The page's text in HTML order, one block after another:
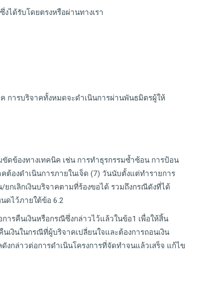
ได้รับโดยตรงหรือผ่านทางเรา
การบริจาคทั้งหมดจะดำเนินการผ่านพันธมิตรผู้ให้
ดข้องทางเทคนิค เช่น การทำธุรกรรมซ้ำซ้อน การป้อน
องดำเนินการภายในเจ็ด (7) วันนับตั้งแต่ทำรายการ
กเลิกเงินบริจาคตามที่ร้องขอได้ รวมถึงกรณีดังที่ได้
ดไว้ภายใต้ข้อ 6.2
ารคืนเงินหรือกรณีซึ่งกล่าวไว้แล้วในข้อ1 เพื่อให้สิ้น
เงินในกรณีที่ผู้บริจาคเปลี่ยนใจและต้องการถอนเงิน
งกล่าวต่อการดำเนินโครงการที่จัดทำจนแล้วเสร็จ แก้ไข